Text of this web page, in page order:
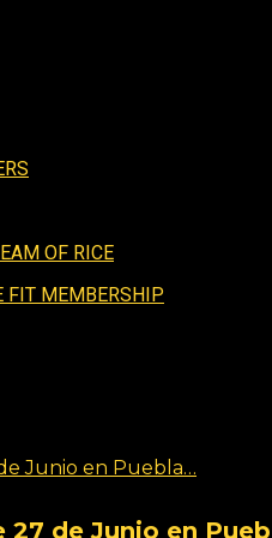
27 de Junio en